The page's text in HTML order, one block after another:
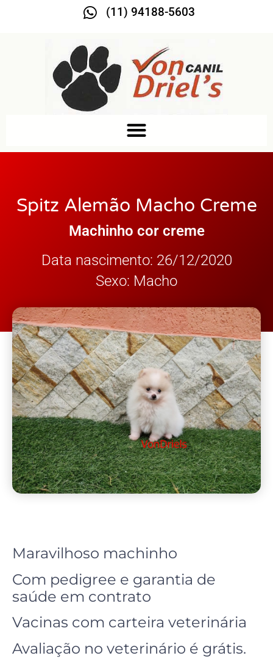
(11) 94188-5603
Spitz Alemão Macho Creme
Machinho cor creme
Data nascimento: 26/12/2020
Sexo: Macho
Maravilhoso machinho
Com pedigree e garantia de
saúde em contrato
Vacinas com carteira veterinária
Avaliação no veterinário é grátis.